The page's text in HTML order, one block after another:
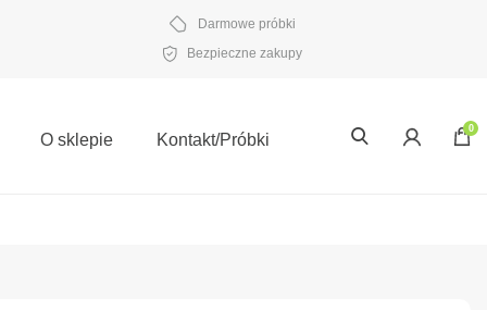
Darmowe próbki
Bezpieczne zakupy
O sklepie Kontakt/Próbki
0